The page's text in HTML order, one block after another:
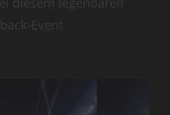
Event.